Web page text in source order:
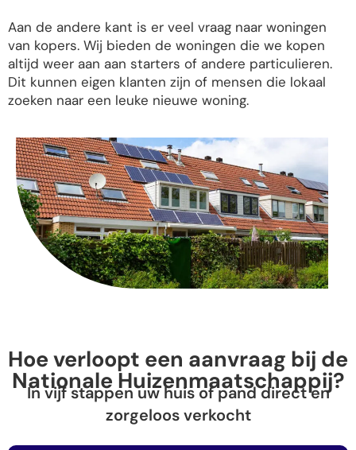
Aan de andere kant is er veel vraag naar woningen
van kopers. Wij bieden de woningen die we kopen
altijd weer aan aan starters of andere particulieren.
Dit kunnen eigen klanten zijn of mensen die lokaal
zoeken naar een leuke nieuwe woning.
Hoe verloopt een aanvraag bij de
Nationale Huizenmaatschappij?
In vijf stappen uw huis of pand direct en
zorgeloos verkocht